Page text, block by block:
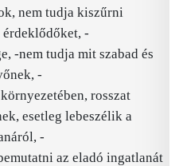
nem tudja kiszűrni
-
-nem tudja mit szabad és
-
rosszat
esetleg lebeszélik a
-
az eladó ingatlanát